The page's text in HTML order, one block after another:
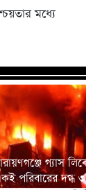
মধ্যে
গ্যাস
পরিবারের দগ্ধ ৩